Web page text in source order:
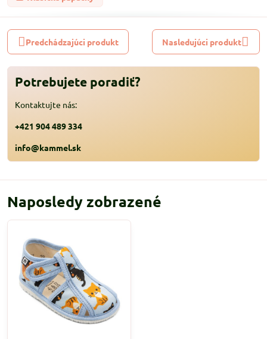
Predchádzajúci produkt Nasledujúci produkt
Potrebujete poradiť?
Kontaktujte nás:
+421 904 489 334
info@kammel.sk
Naposledy zobrazené